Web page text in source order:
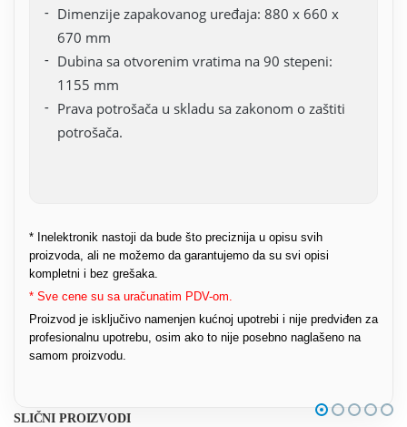
Dimenzije zapakovanog uređaja: 880 x 660 x
670 mm
Dubina sa otvorenim vratima na 90 stepeni:
1155 mm
Prava potrošača u skladu sa zakonom o zaštiti
potrošača.
* Inelektronik nastoji da bude što preciznija u opisu svih
proizvoda, ali ne možemo da garantujemo da su svi opisi
kompletni i bez grešaka.
* Sve cene su sa uračunatim PDV-om.
Proizvod je isključivo namenjen kućnoj upotrebi i nije predviđen za
profesionalnu upotrebu, osim ako to nije posebno naglašeno na
samom proizvodu.
SLIČNI PROIZVODI